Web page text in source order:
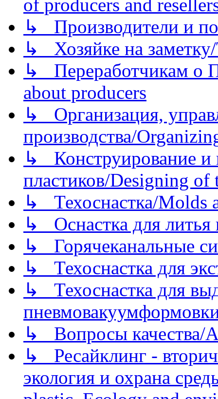
of producers and
↳ Производители и
↳ Хозяйке на
↳ Переработчикам о
about producers
↳ Организация,
производства/
↳ Конструирование и
пластиков/Designing of
↳ Техоснастка/Molds
↳ Оснастка для литья
↳ Горячеканальные
↳ Техоснастка для
↳ Техоснастка для
↳ Вопросы качества/
↳ Ресайклинг -
экология и охрана